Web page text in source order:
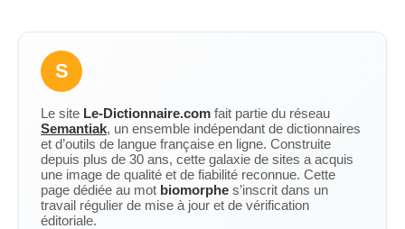
S
Le site Le-Dictionnaire.com fait partie du réseau
Semantiak, un ensemble indépendant de dictionnaires
et d’outils de langue française en ligne. Construite
depuis plus de 30 ans, cette galaxie de sites a acquis
une image de qualité et de fiabilité reconnue. Cette
page dédiée au mot biomorphe s’inscrit dans un
travail régulier de mise à jour et de vérification
éditoriale.